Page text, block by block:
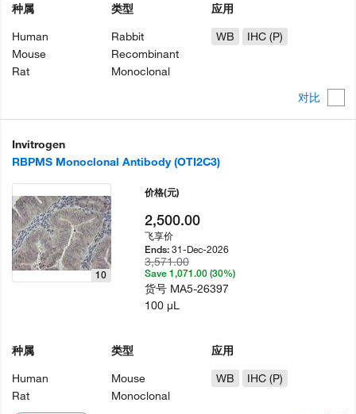
对比
种属
Human
Mouse
Rat
类型
Rabbit
Recombinant
Monoclonal
应用
WB
IHC (P)
Invitrogen
RBPMS Monoclonal Antibody (OTI2C3)
10
种属
Human
Rat
类型
Mouse
Monoclonal
应用
WB
IHC (P)
价格(元)
2,500.00
飞享价
Ends:31-Dec-2026
3,571.00
Save 1,071.00 (30%)
货号 MA5-26397
100 µL